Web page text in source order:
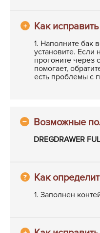
1. Наполните бак
установите. Если
прогоните через
помогает,
есть проблемы с
DREGDRAWER
1. Заполнен